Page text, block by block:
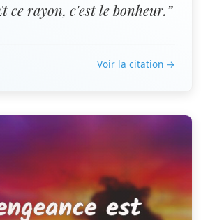
ce rayon, c'est le bonheur.”
Voir la citation →